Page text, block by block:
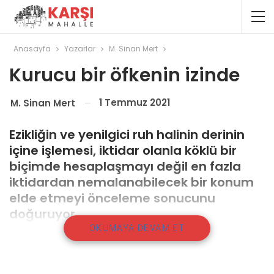
Anasayfa Yazarlar M. Sinan Mert
Kurucu bir öfkenin izinde
M. Sinan Mert 1 Temmuz 2021
Ezikliğin ve yenilgici ruh halinin derinin
içine işlemesi, iktidar olanla köklü bir
biçimde hesaplaşmayı değil en fazla
iktidardan nemalanabilecek bir konum
elde etmeyi önceleme sonucunu
doğuruyor.
OKUMAYA DEVAM ET